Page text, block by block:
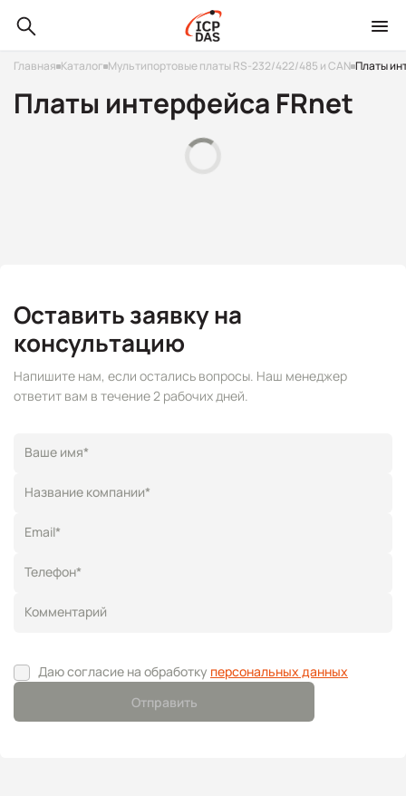
Главная Каталог Мультипортовые платы RS-232/422/485 и CAN Платы
Платы интерфейса FRnet
Оставить заявку на
консультацию
Напишите нам, если остались вопросы. Наш менеджер
ответит вам в течение 2 рабочих дней.
Ваше имя*
Название компании*
Телефон*
Email*
Комментарий
Даю согласие на обработку персональных данных
Отправить